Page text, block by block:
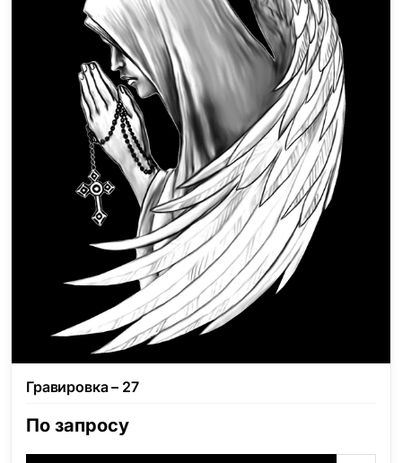
Гравировка – 27
По запросу